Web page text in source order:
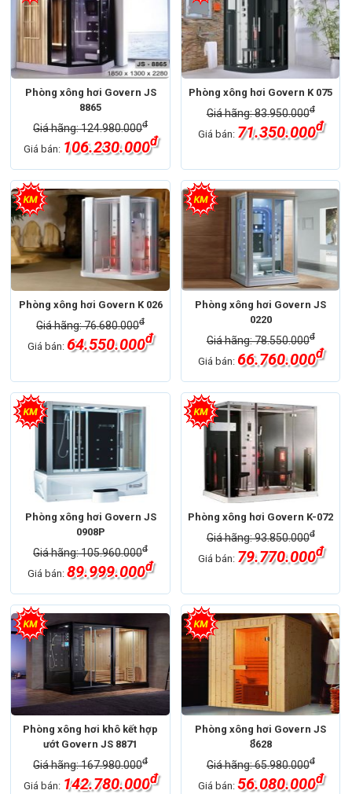
Phòng xông hơi Govern JS
8865
Giá hãng: 124.980.000đ
Giá bán: 106.230.000đ
Phòng xông hơi Govern K 075
Giá hãng: 83.950.000đ
Giá bán: 71.350.000đ
Phòng xông hơi Govern K 026
Giá hãng: 76.680.000đ
Giá bán:64.550.000đ
Phòng xông hơi Govern JS
0220
Giá hãng: 78.550.000đ
Giá bán: 66.760.000đ
Phòng xông hơi Govern JS
0908P
Giá hãng: 105.960.000đ
Giá bán:89.999.000đ
Phòng xông hơi Govern K-072
Giá hãng: 93.850.000đ
Giá bán: 79.770.000đ
Phòng xông hơi khô kết hợp
ướt Govern JS 8871
Giá hãng: 167.980.000đ
Giá bán: 142.780.000đ
Phòng xông hơi Govern JS
8̉628
Giá hãng: 65.980.000đ
Giá bán: 56.080.000đ